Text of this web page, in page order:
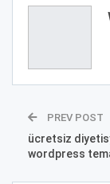
PREV POST
ücretsiz
wordpress